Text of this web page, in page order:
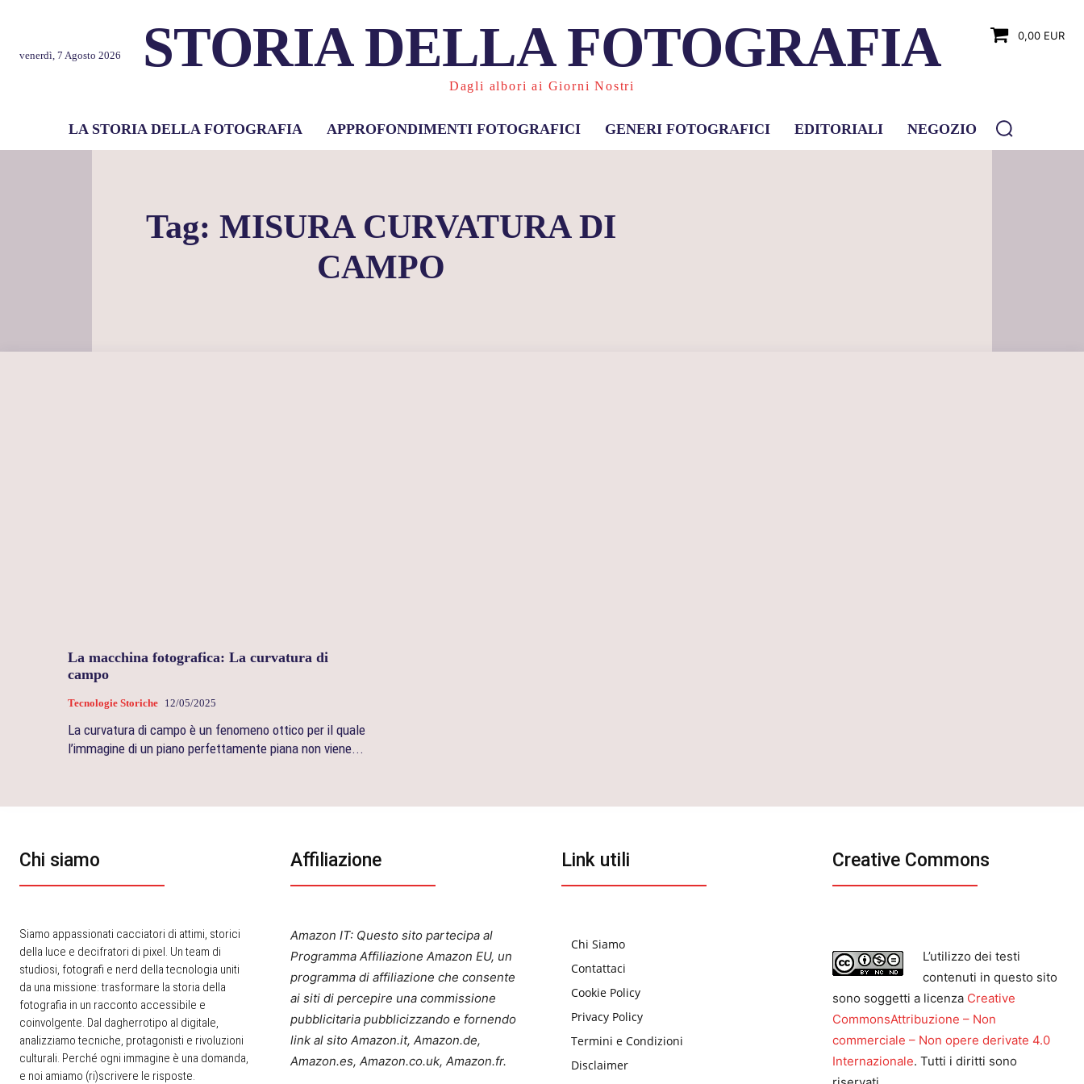
venerdì, 7 Agosto 2026 STORIA DELLA FOTOGRAFIA
Dagli albori ai Giorni Nostri
0,00 EUR
LA STORIA DELLA FOTOGRAFIA APPROFONDIMENTI FOTOGRAFICI GENERI FOTOGRAFICI EDITORIALI NEGOZIO
Tag:MISURA CURVATURA DI
CAMPO
La macchina fotografica: La curvatura di
campo
Tecnologie Storiche 12/05/2025
La curvatura di campo è un fenomeno ottico per il quale
l’immagine di un piano perfettamente piana non viene...
Chi siamo
Siamo appassionati cacciatori di attimi, storici
della luce e decifratori di pixel. Un team di
studiosi, fotografi e nerd della tecnologia uniti
da una missione: trasformare la storia della
fotografia in un racconto accessibile e
coinvolgente. Dal dagherrotipo al digitale,
analizziamo tecniche, protagonisti e rivoluzioni
culturali. Perché ogni immagine è una domanda,
e noi amiamo (ri)scrivere le risposte.
Affiliazione
Amazon IT: Questo sito partecipa al
Programma Affiliazione Amazon EU, un
programma di affiliazione che consente
ai siti di percepire una commissione
pubblicitaria pubblicizzando e fornendo
link al sito Amazon.it, Amazon.de,
Amazon.es, Amazon.co.uk, Amazon.fr.
Link utili
Chi Siamo
Contattaci
Cookie Policy
Privacy Policy
Termini e Condizioni
Disclaimer
Creative Commons
L’utilizzo dei testi
contenuti in questo sito
sono soggetti a licenza Creative
CommonsAttribuzione – Non
commerciale – Non opere derivate 4.0
Internazionale. Tutti i diritti sono